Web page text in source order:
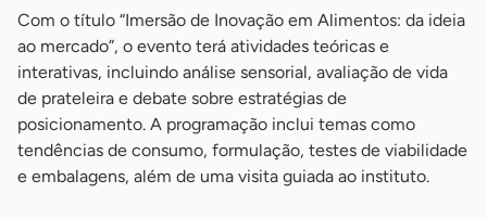
Com o título “Imersão de Inovação em Alimentos: da ideia
ao mercado”, o evento terá atividades teóricas e
interativas, incluindo análise sensorial, avaliação de vida
de prateleira e debate sobre estratégias de
posicionamento. A programação inclui temas como
tendências de consumo, formulação, testes de viabilidade
e embalagens, além de uma visita guiada ao instituto.